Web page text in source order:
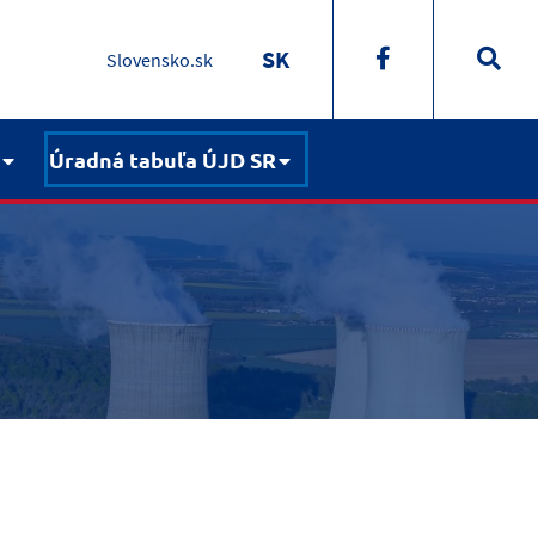
Slovensko.sk SK
Úradná tabuľa ÚJD SR